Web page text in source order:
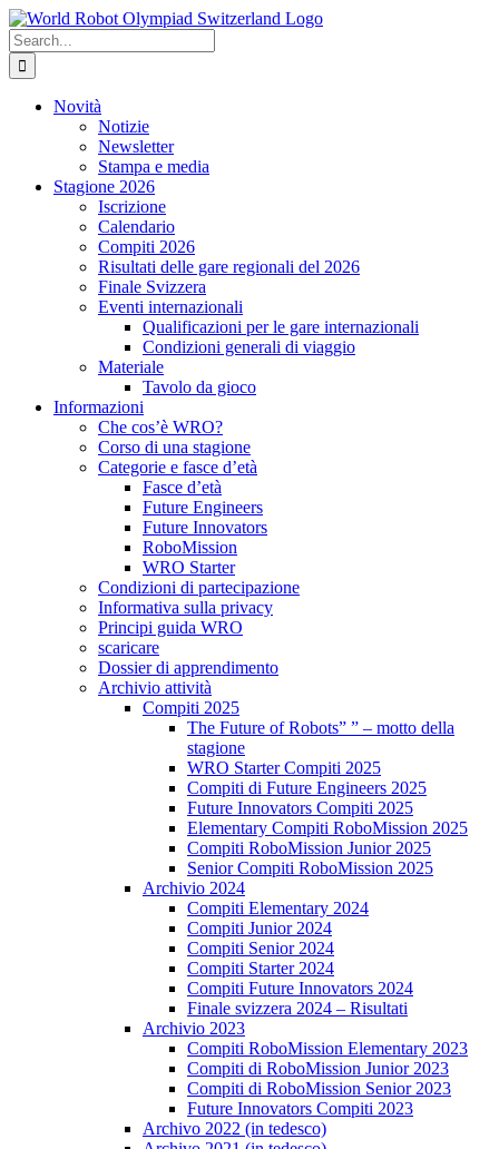
Skip
to
content
Search
for:
Novità
Notizie
Newsletter
Stampa e media
Stagione 2026
Iscrizione
Calendario
Compiti 2026
Risultati delle gare regionali del 2026
Finale Svizzera
Eventi internazionali
Qualificazioni per le gare internazionali
Condizioni generali di viaggio
Materiale
Tavolo da gioco
Informazioni
Che cos’è WRO?
Corso di una stagione
Categorie e fasce d’età
Fasce d’età
Future Engineers
Future Innovators
RoboMission
WRO Starter
Condizioni di partecipazione
Informativa sulla privacy
Principi guida WRO
scaricare
Dossier di apprendimento
Archivio attività
Compiti 2025
The Future of Robots” ” – motto della
stagione
WRO Starter Compiti 2025
Compiti di Future Engineers 2025
Future Innovators Compiti 2025
Elementary Compiti RoboMission 2025
Compiti RoboMission Junior 2025
Senior Compiti RoboMission 2025
Archivio 2024
Compiti Elementary 2024
Compiti Junior 2024
Compiti Senior 2024
Compiti Starter 2024
Compiti Future Innovators 2024
Finale svizzera 2024 – Risultati
Archivio 2023
Compiti RoboMission Elementary 2023
Compiti di RoboMission Junior 2023
Compiti di RoboMission Senior 2023
Future Innovators Compiti 2023
Archivo 2022 (in tedesco)